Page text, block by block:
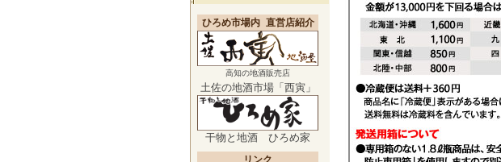
ひろめ市場内 直営店紹介
高知の地酒販売店
土佐の地酒市場「西寅」
干物と地酒 ひろめ家
リンク